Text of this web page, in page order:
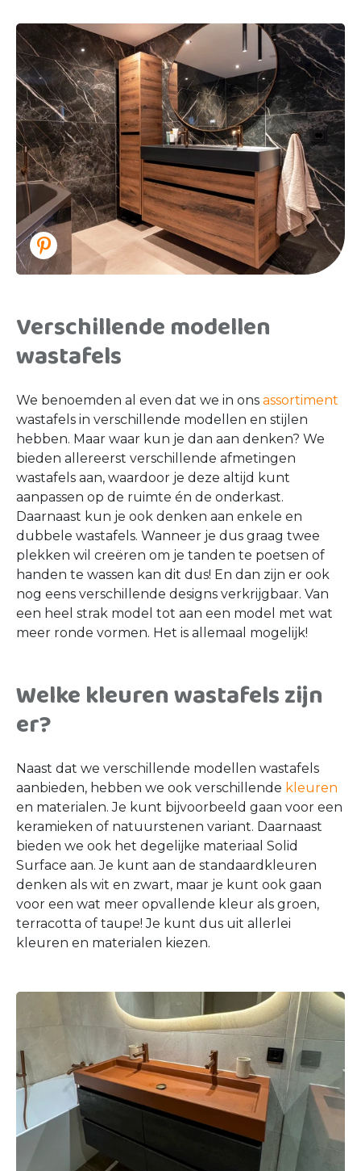
Verschillende modellen
wastafels
We benoemden al even dat we in ons assortiment
wastafels in verschillende modellen en stijlen
hebben. Maar waar kun je dan aan denken? We
bieden allereerst verschillende afmetingen
wastafels aan, waardoor je deze altijd kunt
aanpassen op de ruimte én de onderkast.
Daarnaast kun je ook denken aan enkele en
dubbele wastafels. Wanneer je dus graag twee
plekken wil creëren om je tanden te poetsen of
handen te wassen kan dit dus! En dan zijn er ook
nog eens verschillende designs verkrijgbaar. Van
een heel strak model tot aan een model met wat
meer ronde vormen. Het is allemaal mogelijk!
Welke kleuren wastafels zijn
er?
Naast dat we verschillende modellen wastafels
aanbieden, hebben we ook verschillende kleuren
en materialen. Je kunt bijvoorbeeld gaan voor een
keramieken of natuurstenen variant. Daarnaast
bieden we ook het degelijke materiaal Solid
Surface aan. Je kunt aan de standaardkleuren
denken als wit en zwart, maar je kunt ook gaan
voor een wat meer opvallende kleur als groen,
terracotta of taupe! Je kunt dus uit allerlei
kleuren en materialen kiezen.